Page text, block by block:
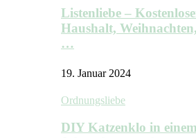
Listenliebe –
Haushalt,
…
19. Januar 2024
Ordnungsliebe
DIY Katzenklo in